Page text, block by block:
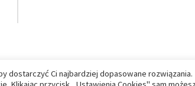
dostarczyć Ci najbardziej dopasowane